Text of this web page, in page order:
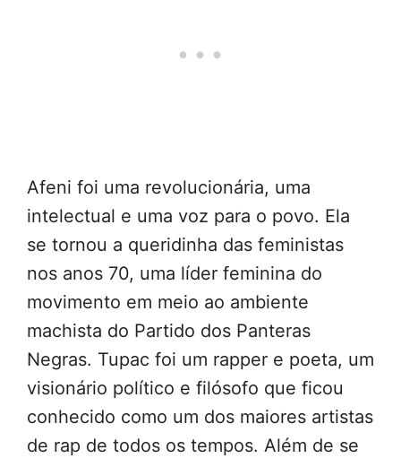
Afeni foi uma revolucionária, uma
intelectual e uma voz para o povo. Ela
se tornou a queridinha das feministas
nos anos 70, uma líder feminina do
movimento em meio ao ambiente
machista do Partido dos Panteras
Negras. Tupac foi um rapper e poeta, um
visionário político e filósofo que ficou
conhecido como um dos maiores artistas
de rap de todos os tempos. Além de se